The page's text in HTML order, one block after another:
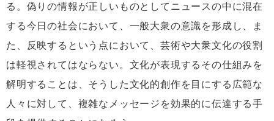
る。偽りの情報が正しいものとしてニュースの中に混在
する今日の社会において、一般大衆の意識を形成し、ま
た、反映するという点において、芸術や大衆文化の役割
は軽視されてはならない。文化が表現するその仕組みを
解明することは、そうした文化的創作を目にする広範な
人々に対して、複雑なメッセージを効果的に伝達する手